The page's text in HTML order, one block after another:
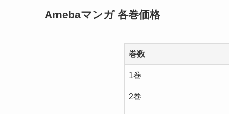
Amebaマンガ 各巻価格
巻数
1巻
2巻